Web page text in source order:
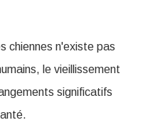
chiennes n'existe pas
le vieillissement
significatifs